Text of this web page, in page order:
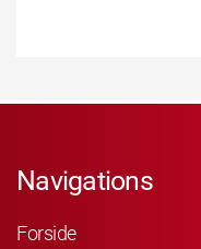
Navigations
Forside